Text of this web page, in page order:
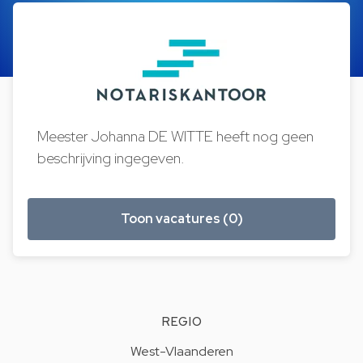
Meester Johanna DE WITTE heeft nog geen
beschrijving ingegeven.
Toon vacatures (0)
REGIO
West-Vlaanderen